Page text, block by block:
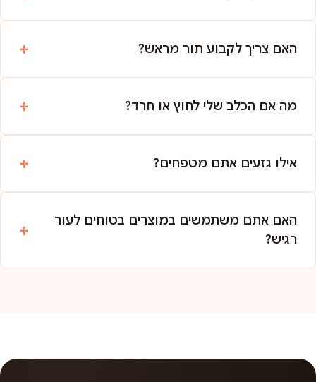
האם צריך לקבוע תור מראש?
מה אם הכלב שלי לחוץ או חרד?
אילו גזעים אתם מטפחים?
האם אתם משתמשים במוצרים בטוחים לעור
רגיש?